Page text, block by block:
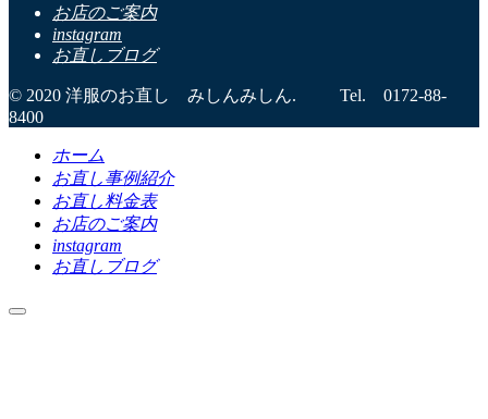
お店のご案内
instagram
お直しブログ
© 2020 洋服のお直し みしんみしん. Tel. 0172-88-
8400
ホーム
お直し事例紹介
お直し料金表
お店のご案内
instagram
お直しブログ